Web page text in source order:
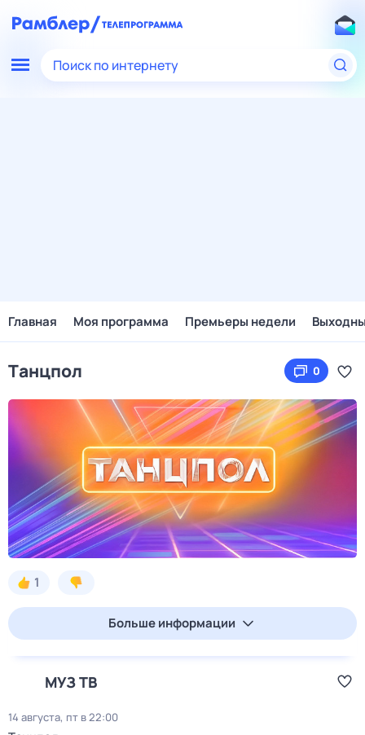
Поиск по интернету
Главная Моя программа Премьеры недели
Tанцпoл 0
1
Больше информации
МУЗ ТВ
14 августа, пт в 22:00